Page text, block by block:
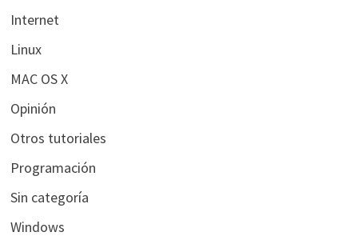
Internet
Linux
MAC OS X
Opinión
Otros tutoriales
Programación
Sin categoría
Windows